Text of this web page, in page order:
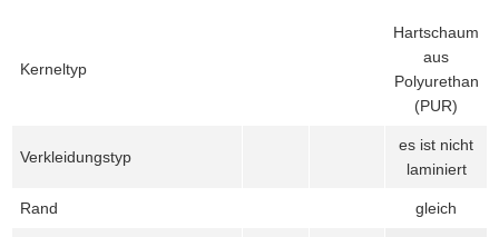
Kerneltyp
Hartschaum
aus
Polyurethan
(PUR)
Verkleidungstyp
es ist nicht
laminiert
Rand gleich